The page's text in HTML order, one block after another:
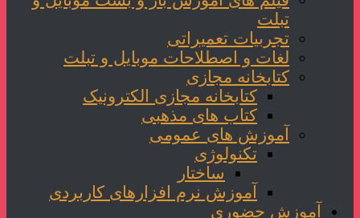
تبلت
تجربیات تعمیراتی
لغات و اصطلاحات موبایل و تبلت
کتابخانه مجازی
کتابخانه مجازی الکترونیک
کتاب های مذهبی
آموزش های عمومی
تکنولوژی
ساختار
آموزش نرم افزارهای کاربردی
آموزش حضوری